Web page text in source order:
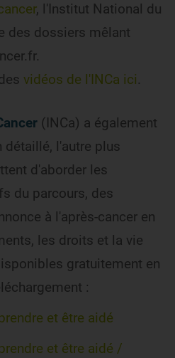
, l'Institut National du
des dossiers mêlant
vidéos de l'INCa ici.
(INCa) a également
détaillé, l'autre plus
d'aborder les
du parcours, des
à l'après-cancer en
les droits et la vie
gratuitement en
:
et être aidé
et être aidé /